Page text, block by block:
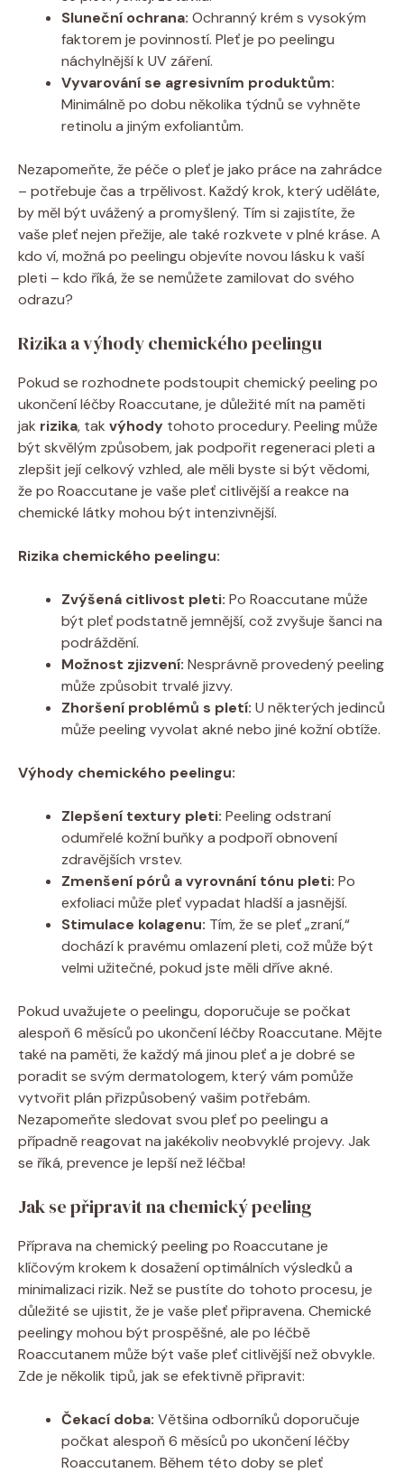
Sluneční ochrana: Ochranný krém s vysokým
faktorem je povinností. Pleť je po peelingu
náchylnější k UV záření.
Vyvarování se agresivním produktům:
Minimálně po dobu několika týdnů se vyhněte
retinolu a jiným exfoliantům.
Nezapomeňte, že péče o pleť je jako práce na zahrádce
– potřebuje čas a trpělivost. Každý krok, který uděláte,
by měl být uvážený a promyšlený. Tím si zajistíte, že
vaše pleť nejen přežije, ale také rozkvete v plné kráse. A
kdo ví, možná po peelingu objevíte novou lásku k vaší
pleti – kdo říká, že se nemůžete zamilovat do svého
odrazu?
Rizika a výhody chemického peelingu
Pokud se rozhodnete podstoupit chemický peeling po
ukončení léčby Roaccutane, je důležité mít na paměti
jak rizika, tak výhody tohoto procedury. Peeling může
být skvělým způsobem, jak podpořit regeneraci pleti a
zlepšit její celkový vzhled, ale měli byste si být vědomi,
že po Roaccutane je vaše pleť citlivější a reakce na
chemické látky mohou být intenzivnější.
Rizika chemického peelingu:
Zvýšená citlivost pleti: Po Roaccutane může
být pleť podstatně jemnější, což zvyšuje šanci na
podráždění.
Možnost zjizvení: Nesprávně provedený peeling
může způsobit trvalé jizvy.
Zhoršení problémů s pletí: U některých jedinců
může peeling vyvolat akné nebo jiné kožní obtíže.
Výhody chemického peelingu:
Zlepšení textury pleti: Peeling odstraní
odumřelé kožní buňky a podpoří obnovení
zdravějších vrstev.
Zmenšení pórů a vyrovnání tónu pleti: Po
exfoliaci může pleť vypadat hladší a jasnější.
Stimulace kolagenu: Tím, že se pleť „zraní,“
dochází k pravému omlazení pleti, což může být
velmi užitečné, pokud jste měli dříve akné.
Pokud uvažujete o peelingu, doporučuje se počkat
alespoň 6 měsíců po ukončení léčby Roaccutane. Mějte
také na paměti, že každý má jinou pleť a je dobré se
poradit se svým dermatologem, který vám pomůže
vytvořit plán přizpůsobený vašim potřebám.
Nezapomeňte sledovat svou pleť po peelingu a
případně reagovat na jakékoliv neobvyklé projevy. Jak
se říká, prevence je lepší než léčba!
Jak se připravit na chemický peeling
Příprava na chemický peeling po Roaccutane je
klíčovým krokem k dosažení optimálních výsledků a
minimalizaci rizik. Než se pustíte do tohoto procesu, je
důležité se ujistit, že je vaše pleť připravena. Chemické
peelingy mohou být prospěšné, ale po léčbě
Roaccutanem může být vaše pleť citlivější než obvykle.
Zde je několik tipů, jak se efektivně připravit:
Čekací doba: Většina odborníků doporučuje
počkat alespoň 6 měsíců po ukončení léčby
Roaccutanem. Během této doby se pleť